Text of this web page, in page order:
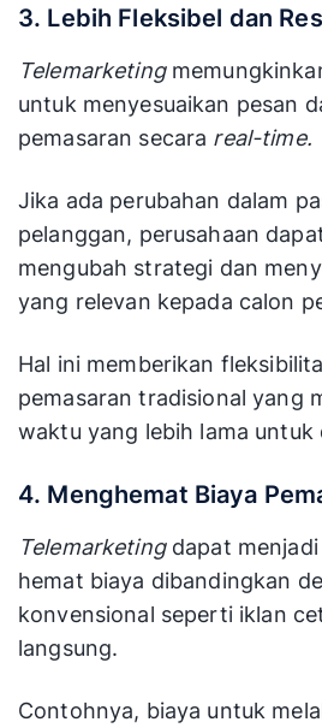
3. Lebih Fleksibel dan
Telemarketing
untuk menyesuaikan pesan
pemasaran secara real-time.
Jika ada perubahan dalam
pelanggan, perusahaan
mengubah strategi dan
yang relevan kepada calon
Hal ini memberikan
pemasaran tradisional yang
waktu yang lebih lama untuk
4. Menghemat Biaya
Telemarketing dapat
hemat biaya dibandingkan
konvensional seperti iklan
langsung.
Contohnya, biaya untuk